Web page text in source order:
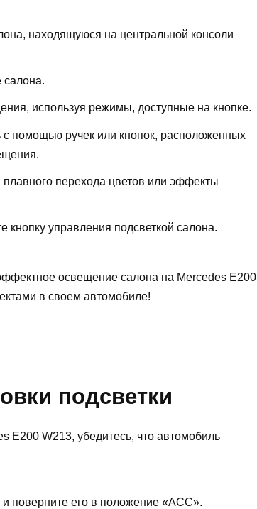
находящуюся на центральной консоли
салона.
используя режимы, доступные на кнопке.
помощью ручек или кнопок, расположенных
перехода цветов или эффекты
управления подсветкой салона.
освещение салона на Mercedes E200
в своем автомобиле!
подсветки
E200 W213, убедитесь, что автомобиль
поверните его в положение «ACC».